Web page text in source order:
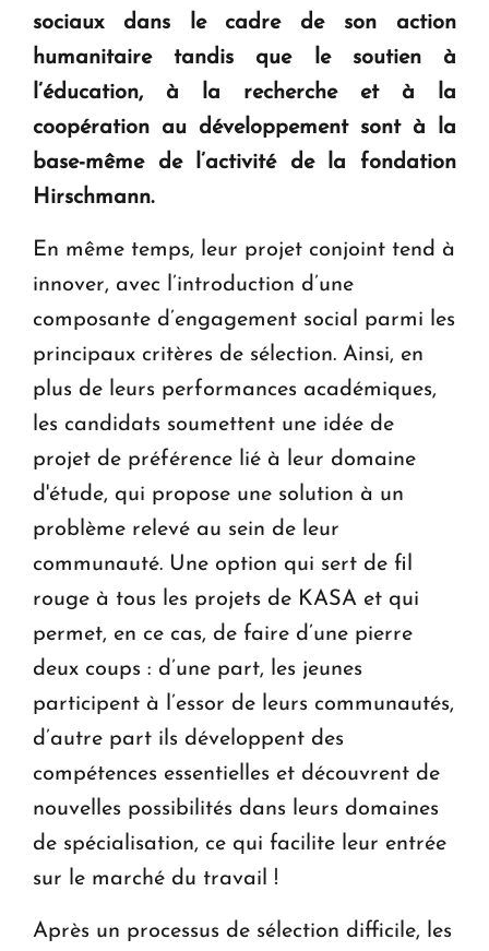
sociaux dans le cadre de son action
humanitaire tandis que le soutien à
l’éducation, à la recherche et à la
coopération au développement sont à la
base-même de l’activité de la fondation
Hirschmann.
En même temps, leur projet conjoint tend à
innover, avec l’introduction d’une
composante d’engagement social parmi les
principaux critères de sélection. Ainsi, en
plus de leurs performances académiques,
les candidats soumettent une idée de
projet de préférence lié à leur domaine
d'étude, qui propose une solution à un
problème relevé au sein de leur
communauté. Une option qui sert de fil
rouge à tous les projets de KASA et qui
permet, en ce cas, de faire d’une pierre
deux coups : d’une part, les jeunes
participent à l’essor de leurs communautés,
d’autre part ils développent des
compétences essentielles et découvrent de
nouvelles possibilités dans leurs domaines
de spécialisation, ce qui facilite leur entrée
sur le marché du travail !
Après un processus de sélection difficile, les